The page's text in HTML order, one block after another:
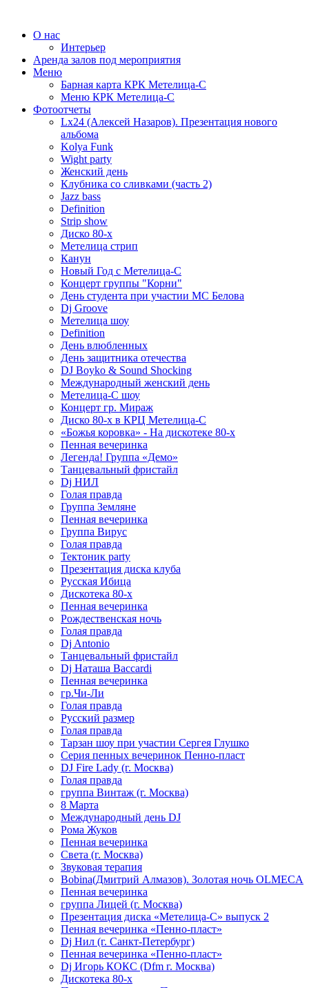
О нас
Интерьер
Аренда залов под мероприятия
Меню
Барная карта КРК Метелица-С
Меню КРК Метелица-С
Фотоотчеты
Lx24 (Алексей Назаров). Презентация нового
альбома
Kolya Funk
Wight party
Женский день
Клубника со сливками (часть 2)
Jazz bass
Definition
Strip show
Диско 80-х
Метелица стрип
Канун
Новый Год с Метелица-С
Концерт группы "Корни"
День студента при участии МС Белова
Dj Groove
Метелица шоу
Definition
День влюбленных
День защитника отечества
DJ Boyko & Sound Shocking
Международный женский день
Метелица-С шоу
Концерт гр. Мираж
Диско 80-х в КРЦ Метелица-С
«Божья коровка» - На дискотеке 80-х
Пенная вечеринка
Легенда! Группа «Демо»
Танцевальный фристайл
Dj НИЛ
Голая правда
Группа Земляне
Пенная вечеринка
Группа Вирус
Голая правда
Тектоник party
Презентация диска клуба
Русская Ибица
Дискотека 80-х
Пенная вечеринка
Рождественская ночь
Голая правда
Dj Antonio
Танцевальный фристайл
Dj Наташа Baccardi
Пенная вечеринка
гр.Чи-Ли
Голая правда
Русский размер
Голая правда
Тарзан шоу при участии Сергея Глушко
Серия пенных вечеринок Пенно-пласт
DJ Fire Lady (г. Москва)
Голая правда
группа Винтаж (г. Москва)
8 Марта
Международный день DJ
Рома Жуков
Пенная вечеринка
Света (г. Москва)
Звуковая терапия
Bobina(Дмитрий Алмазов). Золотая ночь OLMECA
Пенная вечеринка
группа Лицей (г. Москва)
Презентация диска «Метелица-С» выпуск 2
Пенная вечеринка «Пенно-пласт»
Dj Нил (г. Санкт-Петербург)
Пенная вечеринка «Пенно-пласт»
Dj Игорь КОКС (Dfm г. Москва)
Дискотека 80-х